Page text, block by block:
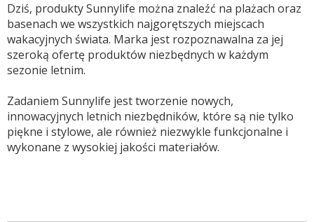
Dziś, produkty Sunnylife można znaleźć na plażach oraz
basenach we wszystkich najgorętszych miejscach
wakacyjnych świata. Marka jest rozpoznawalna za jej
szeroką ofertę produktów niezbędnych w każdym
sezonie letnim.
Zadaniem Sunnylife jest tworzenie nowych,
innowacyjnych letnich niezbędników, które są nie tylko
piękne i stylowe, ale również niezwykle funkcjonalne i
wykonane z wysokiej jakości materiałów.